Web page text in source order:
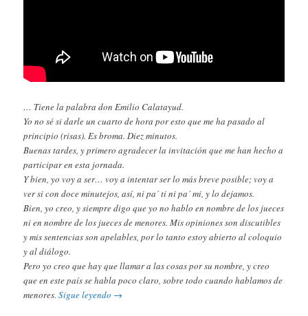
… Tiene la palabra don Emilio Calatayud.
Yo no sé si darle un cuarto de hora por esto que me ha pasado al
principio (risas). Es broma. Diez minutos.
Buenas tardes, y primero agradecer la invitación que me han hecho a
participar en esta jornada.
Y bien, yo voy a ser… voy a intentar ser lo más breve posible; voy a
ver si con doce minutejos, así, ni pa´ ti ni pa´ mi, y lo dejamos.
Bien, yo creo, y siempre digo que yo no hablo en nombre de los jueces
ni en nombre de los jueces de menores. Mis opiniones son discutibles
y mis sentencias son apelables, por lo tanto estoy abierto al coloquio
y al diálogo.
Pero yo creo que hay que llamar a las cosas por su nombre, y creo
que en este país se habla poco claro, sobre todo cuando hablamos de
menores.Sigue leyendo →